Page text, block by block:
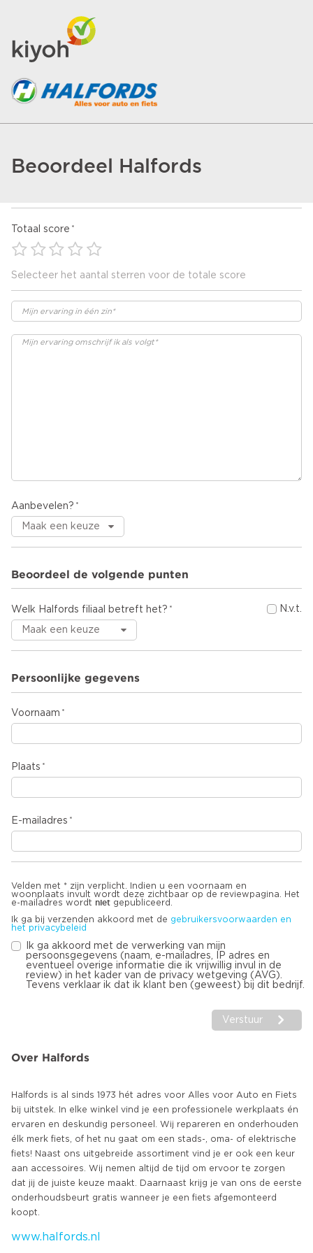
Beoordeel Halfords
Totaal score
Selecteer het aantal sterren voor de totale score
Aanbevelen?
Beoordeel de volgende punten
Welk Halfords filiaal betreft het? N.v.t.
Persoonlijke gegevens
Voornaam
Plaats
E-mailadres
Velden met * zijn verplicht. Indien u een voornaam en
woonplaats invult wordt deze zichtbaar op de reviewpagina. Het
e-mailadres wordt niet gepubliceerd.
Ik ga bij verzenden akkoord met de gebruikersvoorwaarden en
het privacybeleid
Ik ga akkoord met de verwerking van mijn
persoonsgegevens (naam, e-mailadres, IP adres en
eventueel overige informatie die ik vrijwillig invul in de
review) in het kader van de privacy wetgeving (AVG).
Tevens verklaar ik dat ik klant ben (geweest) bij dit bedrijf.
Verstuur
Over Halfords
Halfords is al sinds 1973 hét adres voor Alles voor Auto en Fiets
bij uitstek. In elke winkel vind je een professionele werkplaats én
ervaren en deskundig personeel. Wij repareren en onderhouden
élk merk fiets, of het nu gaat om een stads-, oma- of elektrische
fiets! Naast ons uitgebreide assortiment vind je er ook een keur
aan accessoires. Wij nemen altijd de tijd om ervoor te zorgen
dat jij de juiste keuze maakt. Daarnaast krijg je van ons de eerste
onderhoudsbeurt gratis wanneer je een fiets afgemonteerd
www.halfords.nl